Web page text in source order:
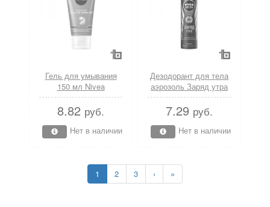
Гель для умывания
150 мл Nivea
8.82 руб.
Нет в наличии
Дезодорант для тела
аэрозоль Заряд утра
150 мл Nivea
7.29 руб.
Нет в наличии
1 2 3 › »